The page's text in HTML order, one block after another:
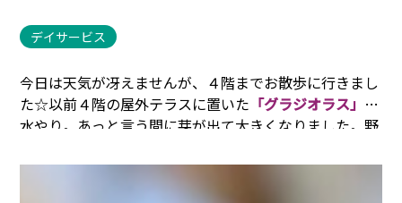
デイサービス
今日は天気が冴えませんが、４階までお散歩に行きまし
た☆以前４階の屋外テラスに置いた 「グラジオラス」 に
水やり。 あっと言う間に芽が出て大きくなりました。 野
っていました(^^)名前のわからない植物にも興味津々で
また定期的に遊びに来ましょう☆彡